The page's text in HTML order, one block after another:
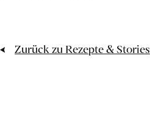
Zurück zu Rezepte & Stories